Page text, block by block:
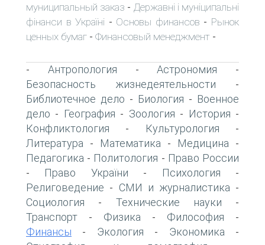
муниципальный заказ - Державні і муніципальні
фінанси в Україні - Основы финансов - Рынок
ценных бумаг - Финансовый менеджмент -
- Антропология -Астрономия -
Безопасность жизнедеятельности -
Библиотечное дело - Биология - Военное
дело - География - Зоология - История -
Конфликтология - Культурология -
Литература - Математика - Медицина -
Педагогика - Политология - Право России
- Право України - Психология -
Религоведение - СМИ и журналистика -
Социология - Технические науки -
Транспорт - Физика - Философия -
Финансы - Экология - Экономика -